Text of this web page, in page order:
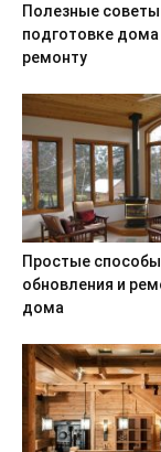
Полезные советы
подготовке дома
ремонту
Простые способы
обновления и
дома